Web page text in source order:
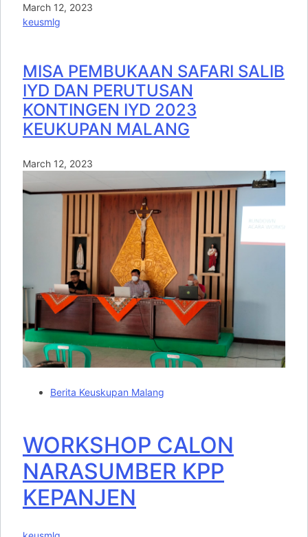
March 12, 2023
keusmlg
MISA PEMBUKAAN SAFARI SALIB
IYD DAN PERUTUSAN
KONTINGEN IYD 2023
KEUKUPAN MALANG
March 12, 2023
Berita Keuskupan Malang
WORKSHOP CALON
NARASUMBER KPP
KEPANJEN